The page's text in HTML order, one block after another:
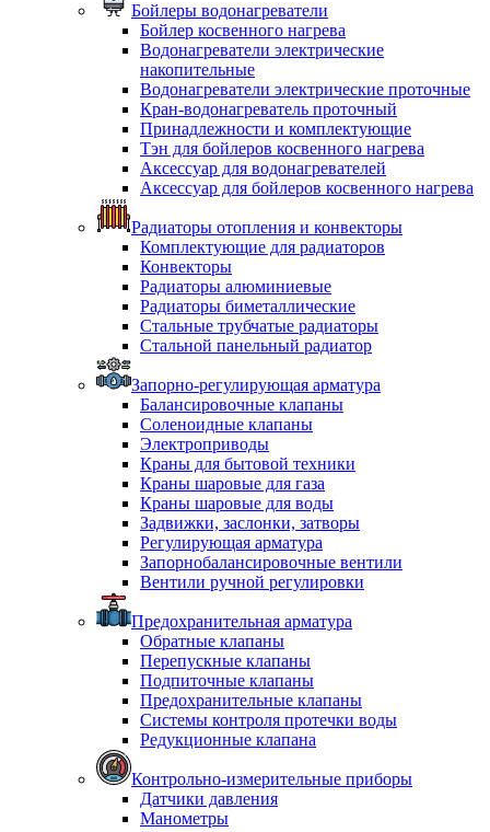
Бойлеры водонагреватели
Бойлер косвенного нагрева
Водонагреватели электрические
накопительные
Водонагреватели электрические проточные
Кран-водонагреватель проточный
Принадлежности и комплектующие
Тэн для бойлеров косвенного нагрева
Аксессуар для водонагревателей
Аксессуар для бойлеров косвенного нагрева
Радиаторы отопления и конвекторы
Комплектующие для радиаторов
Конвекторы
Радиаторы алюминиевые
Радиаторы биметаллические
Стальные трубчатые радиаторы
Стальной панельный радиатор
Запорно-регулирующая арматура
Балансировочные клапаны
Соленоидные клапаны
Электроприводы
Краны для бытовой техники
Краны шаровые для газа
Краны шаровые для воды
Задвижки, заслонки, затворы
Регулирующая арматура
Запорнобалансировочные вентили
Вентили ручной регулировки
Предохранительная арматура
Обратные клапаны
Перепускные клапаны
Подпиточные клапаны
Предохранительные клапаны
Системы контроля протечки воды
Редукционные клапана
Контрольно-измерительные приборы
Датчики давления
Манометры